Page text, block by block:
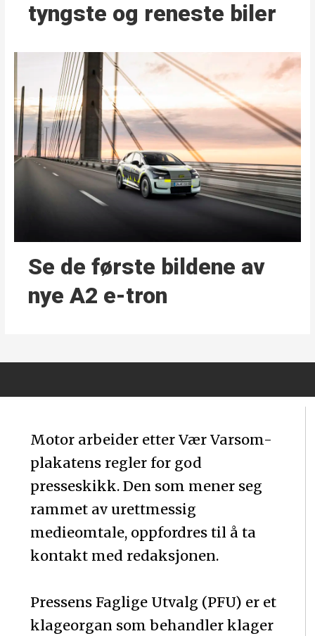
tyngste og reneste biler
Se de første bildene av
nye A2 e-tron
Motor arbeider etter Vær Varsom-
plakatens regler for god
presseskikk. Den som mener seg
rammet av urettmessig
medieomtale, oppfordres til å ta
kontakt med redaksjonen.
Pressens Faglige Utvalg (PFU) er et
klageorgan som behandler klager